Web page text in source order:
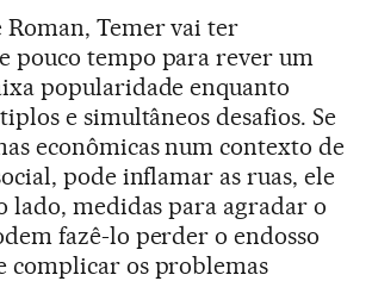
Roman, Temer vai ter
pouco tempo para rever um
popularidade enquanto
e simultâneos desafios. Se
econômicas num contexto de
pode inflamar as ruas, ele
lado, medidas para agradar o
fazê-lo perder o endosso
complicar os problemas